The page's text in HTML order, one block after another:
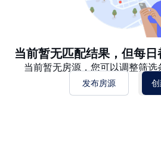
当前暂无匹配结果，但每日
当前暂无房源，您可以调整筛选
发布房源